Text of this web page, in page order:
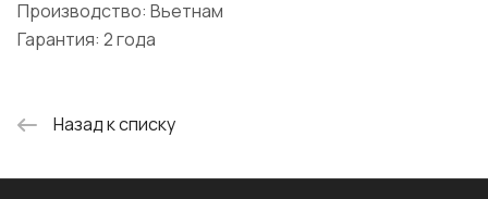
Производство: Вьетнам
Гарантия: 2 года
Назад к списку